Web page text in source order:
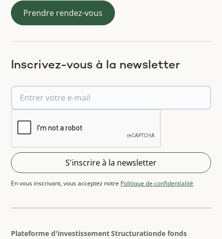
Prendre rendez-vous
Inscrivez-vous à la newsletter
En vous inscrivant, vous acceptez notre Politique de confidentialité
Plateforme d'investissementStructurationde fonds